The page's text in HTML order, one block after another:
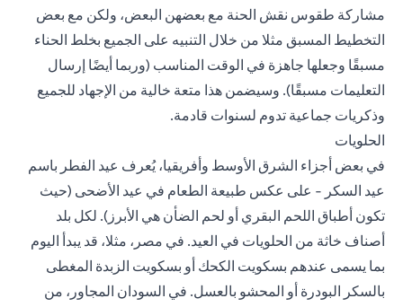
مشاركة طقوس نقش الحنة مع بعضهن البعض، ولكن مع بعض
التخطيط المسبق مثلا من خلال التنبيه على الجميع بخلط الحناء
مسبقًا وجعلها جاهزة في الوقت المناسب (وربما أيضًا إرسال
التعليمات مسبقًا). وسيضمن هذا متعة خالية من الإجهاد للجميع
وذكريات جماعية تدوم لسنوات قادمة.
الحلويات
في بعض أجزاء الشرق الأوسط وأفريقيا، يُعرف عيد الفطر باسم
عيد السكر - على عكس طبيعة الطعام في عيد الأضحى (حيث
تكون أطباق اللحم البقري أو لحم الضأن هي الأبرز). لكل بلد
أصناف خاثة من الحلويات في العيد. في مصر، مثلا، قد يبدأ اليوم
بما يسمى عندهم بسكويت الكحك أو بسكويت الزبدة المغطى
بالسكر البودرة أو المحشو بالعسل. في السودان المجاور، من